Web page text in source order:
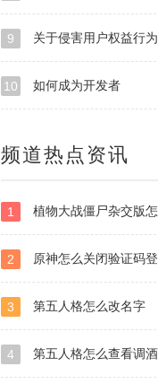
9 关于侵害用户权益行为的APP（
10 如何成为开发者
频道热点资讯
1 植物大战僵尸杂交版
2 原神怎么关闭验证码
3 第五人格怎么改名字
4 第五人格怎么查看调